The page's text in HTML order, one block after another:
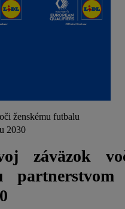
ženskému futbalu
2030
záväzok
partnerstvom